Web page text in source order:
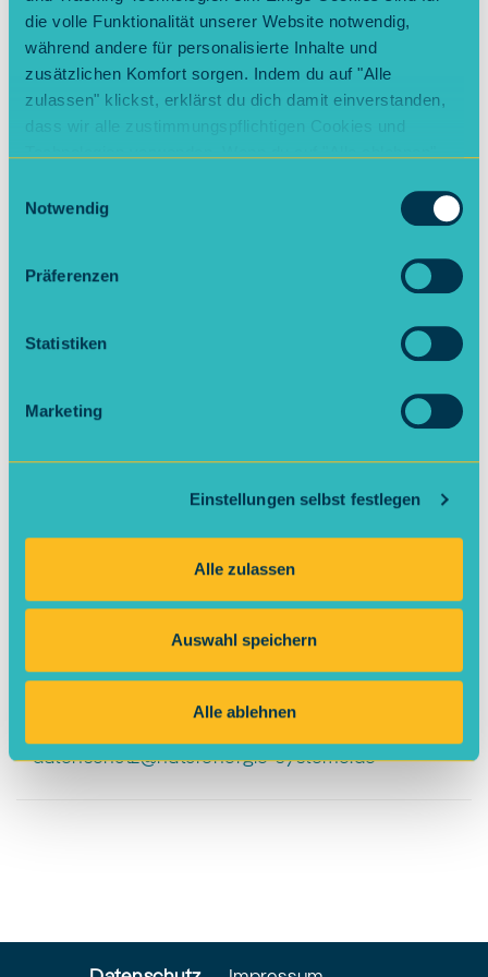
die volle Funktionalität unserer Website notwendig,
während andere für personalisierte Inhalte und
zusätzlichen Komfort sorgen. Indem du auf "Alle
zulassen" klickst, erklärst du dich damit einverstanden,
dass wir alle zustimmungspflichtigen Cookies und
Natürlich kannst du deine Entscheidung jederzeit
Notwendig
Präferenzen
Statistiken
Marketing
Einstellungen selbst festlegen
Alle zulassen
Auswahl speichern
Alle ablehnen
Datenschutzbeauftragten
II. Verarbeitungszwecke, jeweilige
Rechtsgrundlage und gegebenenfalls
Empfängerkategorien
Speicherdauer personenbezogener Daten
einer Datenschutzaufsichtsbehörde
VII. Sicherheit Ihrer personenbezogenen
VIII. Fragen zum Datenschutz
datenschutz@naturenergie-systeme.de